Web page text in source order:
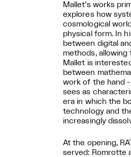
Mallet’s works
explores how
cosmological
physical form. In
between digital
methods,
Mallet is
between
work of the hand
sees as
era in which the
technology and
increasingly
At the opening,
served: Romrotte